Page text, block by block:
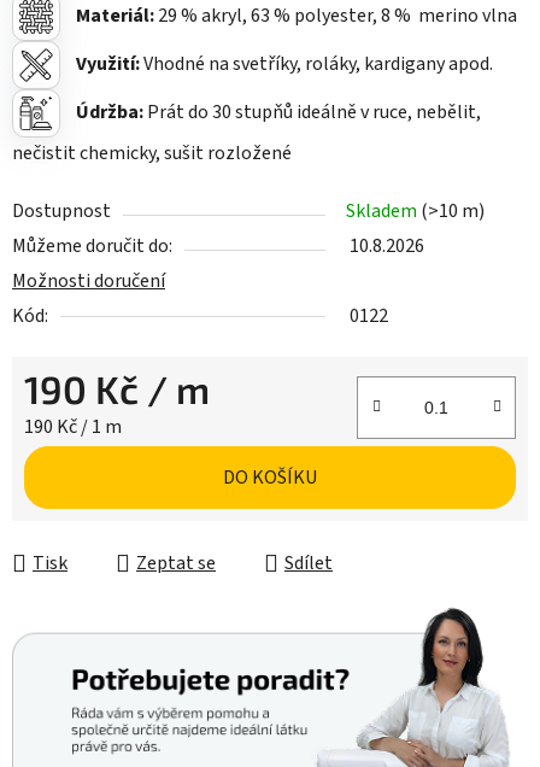
Materiál:29% akryl, 63 % polyester, 8 % merino vlna
Využití:Vhodné na svetříky, roláky, kardigany apod.
Údržba:Prát do 30 stupňů ideálně v ruce, nebělit,
nečistit chemicky, sušit rozložené
Dostupnost Skladem (>10 m)
Můžeme doručit do:
10.8.2026
Možnosti doručení
Kód:
0122
190 Kč / m
Měrná cena:
190 Kč / 1 m
DO KOŠÍKU
Tisk Zeptat se Sdílet